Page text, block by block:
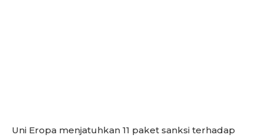
Uni Eropa menjatuhkan 11 paket sanksi terhadap